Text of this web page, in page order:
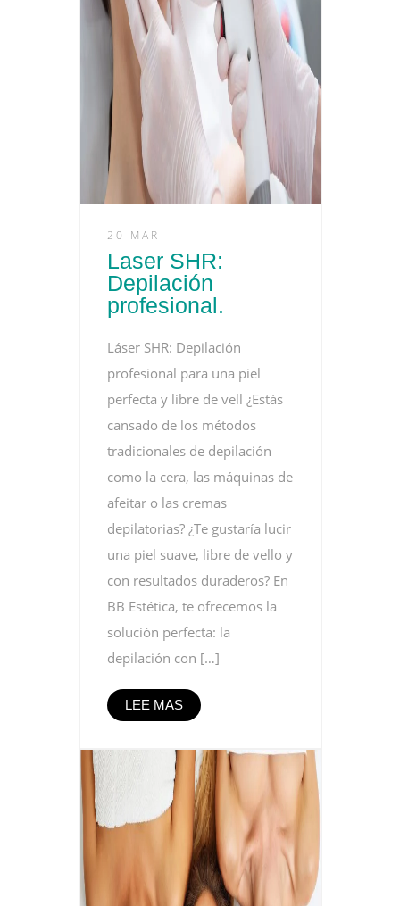
20 MAR
Laser SHR:
Depilación
profesional.
Láser SHR: Depilación
profesional para una piel
perfecta y libre de vell ¿Estás
cansado de los métodos
tradicionales de depilación
como la cera, las máquinas de
afeitar o las cremas
depilatorias? ¿Te gustaría lucir
una piel suave, libre de vello y
con resultados duraderos? En
BB Estética, te ofrecemos la
solución perfecta: la
depilación con […]
LEE MAS